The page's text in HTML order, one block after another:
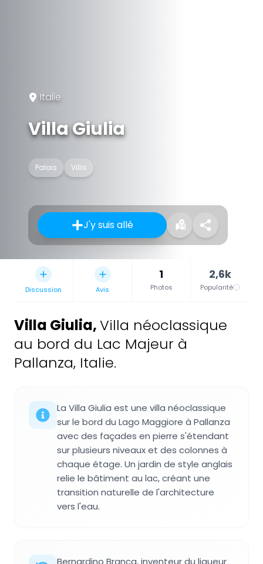
Italie
Villa Giulia
Palais Villa
J'y suis allé
Discussion Avis
1
Photos
2,6k
Popularité
Villa Giulia,Villa néoclassique
au bord du Lac Majeur à
Pallanza, Italie.
La Villa Giulia est une villa néoclassique
sur le bord du Lago Maggiore à Pallanza
avec des façades en pierre s'étendant
sur plusieurs niveaux et des colonnes à
chaque étage. Un jardin de style anglais
relie le bâtiment au lac, créant une
transition naturelle de l'architecture
vers l'eau.
Bernardino Branca, inventeur du liqueur